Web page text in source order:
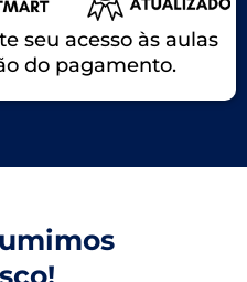
seu acesso às aulas
do pagamento.